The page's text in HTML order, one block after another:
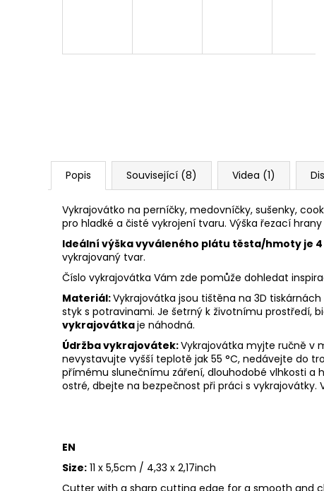
Popis Související (8) Videa (1)
Vykrajovátko na perníčky, medovníčky, sušenky,
pro hladké a čisté vykrojení tvaru. Výška řezací hrany
Ideální výška vyváleného plátu těsta/hmoty je
vykrajovaný tvar.
Číslo vykrajovátka Vám zde pomůže dohledat
Materiál:Vykrajovátka jsou tištěna na 3D
styk s potravinami. Je šetrný k životnímu prostředí,
vykrajovátkaje náhodná.
Údržba vykrajovátek:Vykrajovátka myjte ručně v
nevystavujte vyšší teplotě jak 55 °C, nedávejte do
přímému slunečnímu záření, dlouhodobé vlhkosti a
ostré, dbejte na bezpečnost při práci s
EN
Size: 11 x 5,5cm / 4,33 x 2,17inch
Cutter with a sharp cutting edge for a smooth and